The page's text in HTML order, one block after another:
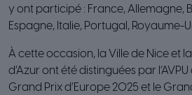
y ont participé : France, Allemagne,
Espagne, Italie, Portugal, Royaume-
À cette occasion, la Ville de Nice et
d’Azur ont été distinguées par
Grand Prix d’Europe 2025 et le